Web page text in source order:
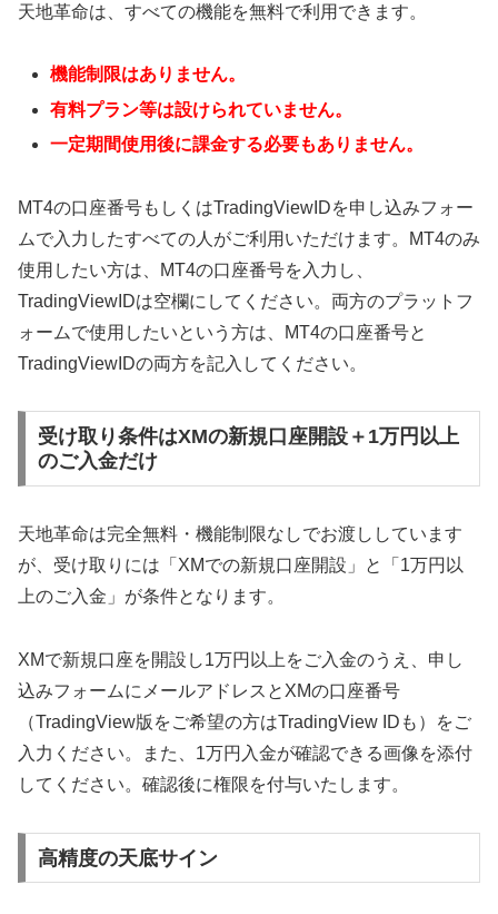
天地革命は、すべての機能を無料で利用できます。
機能制限はありません。
有料プラン等は設けられていません。
一定期間使用後に課金する必要もありません。
MT4の口座番号もしくはTradingViewIDを申し込みフォー
ムで入力したすべての人がご利用いただけます。MT4のみ
使用したい方は、MT4の口座番号を入力し、
TradingViewIDは空欄にしてください。両方のプラットフ
ォームで使用したいという方は、MT4の口座番号と
TradingViewIDの両方を記入してください。
受け取り条件はXMの新規口座開設＋1万円以上
のご入金だけ
天地革命は完全無料・機能制限なしでお渡ししています
が、受け取りには「XMでの新規口座開設」と「1万円以
上のご入金」が条件となります。
XMで新規口座を開設し1万円以上をご入金のうえ、申し
込みフォームにメールアドレスとXMの口座番号
（TradingView版をご希望の方はTradingView IDも）をご
入力ください。また、1万円入金が確認できる画像を添付
してください。確認後に権限を付与いたします。
高精度の天底サイン